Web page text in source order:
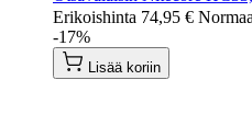
Erikoishinta 74,95 €
-17%
Lisää koriin